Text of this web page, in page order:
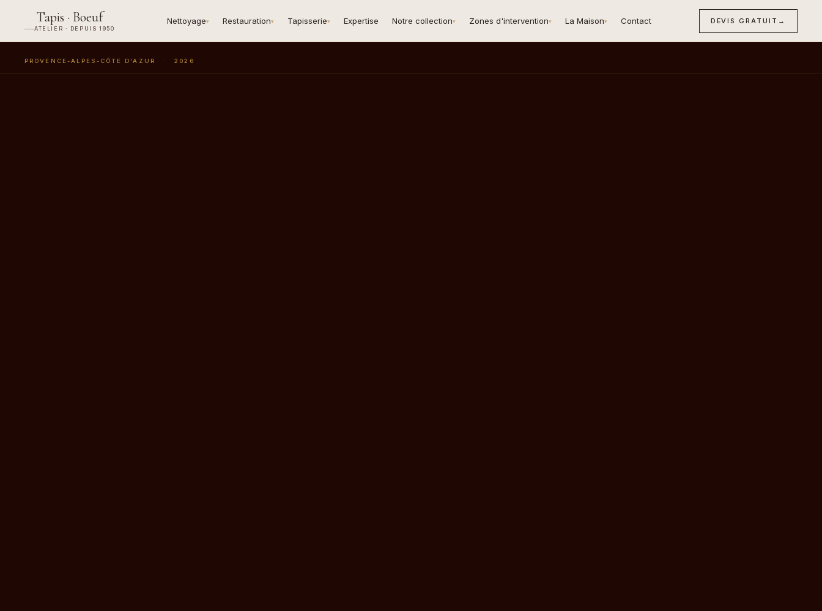
Tapis · Boeuf
ATELIER · DEPUIS 1950
Nettoyage▾ Restauration▾ Tapisserie▾ Expertise Notre collection▾ Zones d'intervention▾ La Maison▾ Contact DEVIS GRATUIT →
PROVENCE-ALPES-CÔTE D'AZUR · 2026